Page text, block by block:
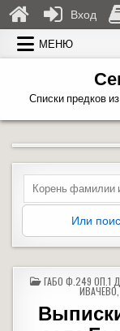
Перейти к содержимому
МЕНЮ
Списки предков
Search for:
Или
ОПУБЛИКОВАНО В
ГАБО Ф.249 ОП.1
ИВАЧЕВО,
Вход